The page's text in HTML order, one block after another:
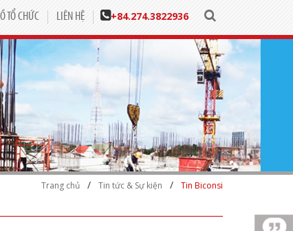
TỔ CHỨC LIÊN HỆ +84.274.3822936
Trang chủ / Tin tức & Sự kiện / Tin Biconsi